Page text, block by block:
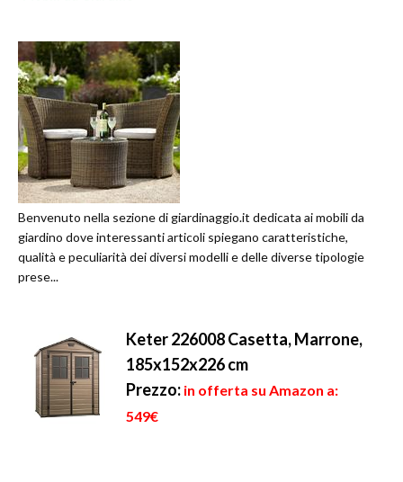
Benvenuto nella sezione di giardinaggio.it dedicata ai mobili da
giardino dove interessanti articoli spiegano caratteristiche,
qualità e peculiarità dei diversi modelli e delle diverse tipologie
prese...
Keter 226008 Casetta, Marrone,
185x152x226 cm
Prezzo: in offerta su Amazon a:
549€